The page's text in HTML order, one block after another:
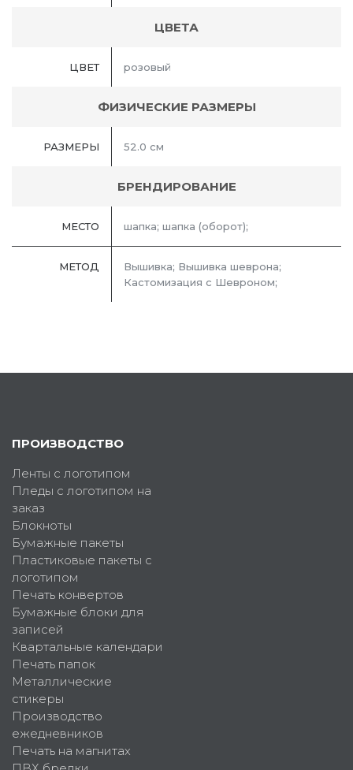
ЦВЕТА
ЦВЕТ розовый
ФИЗИЧЕСКИЕ РАЗМЕРЫ
РАЗМЕРЫ 52.0 см
БРЕНДИРОВАНИЕ
МЕСТО шапка; шапка (оборот);
МЕТОД
Вышивка; Вышивка шеврона;
Кастомизация с Шевроном;
ПРОИЗВОДСТВО
Ленты с логотипом
Пледы с логотипом на
заказ
Блокноты
Бумажные пакеты
Пластиковые пакеты с
логотипом
Печать конвертов
Бумажные блоки для
записей
Квартальные календари
Печать папок
Металлические
стикеры
Производство
ежедневников
Печать на магнитах